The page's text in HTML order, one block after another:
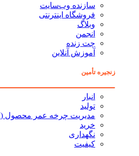
سازنده وب‌سایت
فروشگاه اینترنتی
وبلاگ
انجمن
چت زنده
آموزش آنلاین
زنجیره تأمین
انبار
تولید
مدیریت چرخه عمر محصول (PLM)
خرید
نگهداری
کیفیت